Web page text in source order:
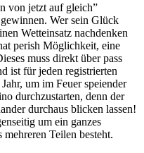
von jetzt auf gleich”
Wer sein Glück
Wetteinsatz nachdenken
perish Möglichkeit, eine
muss direkt über pass
ist für jeden registrierten
um im Feuer speiender
durchzustarten, denn der
durchaus blicken lassen!
um ein ganzes
Teilen besteht.